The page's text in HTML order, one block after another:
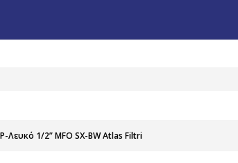
1/2” MFO SX-BW Atlas Filtri